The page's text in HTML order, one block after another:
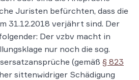
Juristen befürchten, dass die
31.12.2018 verjährt sind. Der
Der vzbv macht in
nur noch die sog.
(gemäß § 823
sittenwidriger Schädigung